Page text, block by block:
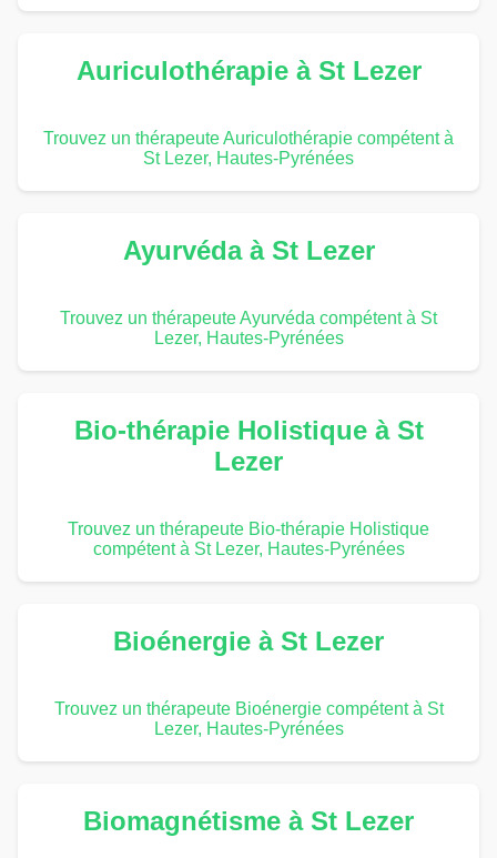
Auriculothérapie à St Lezer
Trouvez un thérapeute Auriculothérapie compétent à
St Lezer, Hautes-Pyrénées
Ayurvéda à St Lezer
Trouvez un thérapeute Ayurvéda compétent à St
Lezer, Hautes-Pyrénées
Bio-thérapie Holistique à St
Lezer
Trouvez un thérapeute Bio-thérapie Holistique
compétent à St Lezer, Hautes-Pyrénées
Bioénergie à St Lezer
Trouvez un thérapeute Bioénergie compétent à St
Lezer, Hautes-Pyrénées
Biomagnétisme à St Lezer